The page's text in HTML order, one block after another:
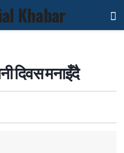
दिवस मनाइँदै